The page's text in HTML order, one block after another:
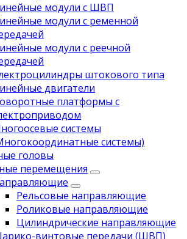
модули с ШВП
модули с ременной
модули с реечной
штокового типа
двигатели
платформы с
системы
системы)
головы
перемещения
Рельсовые направляющие
Роликовые направляющие
Цилиндрические направляющие
винтовые передачи (ШВП)